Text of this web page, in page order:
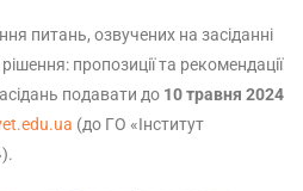
питань, озвучених на засіданні
пропозиції та рекомендації
подавати до 10 травня 2024
(до ГО «Інститут